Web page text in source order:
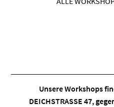
Unsere Workshops
DEICHSTRASSE 47,